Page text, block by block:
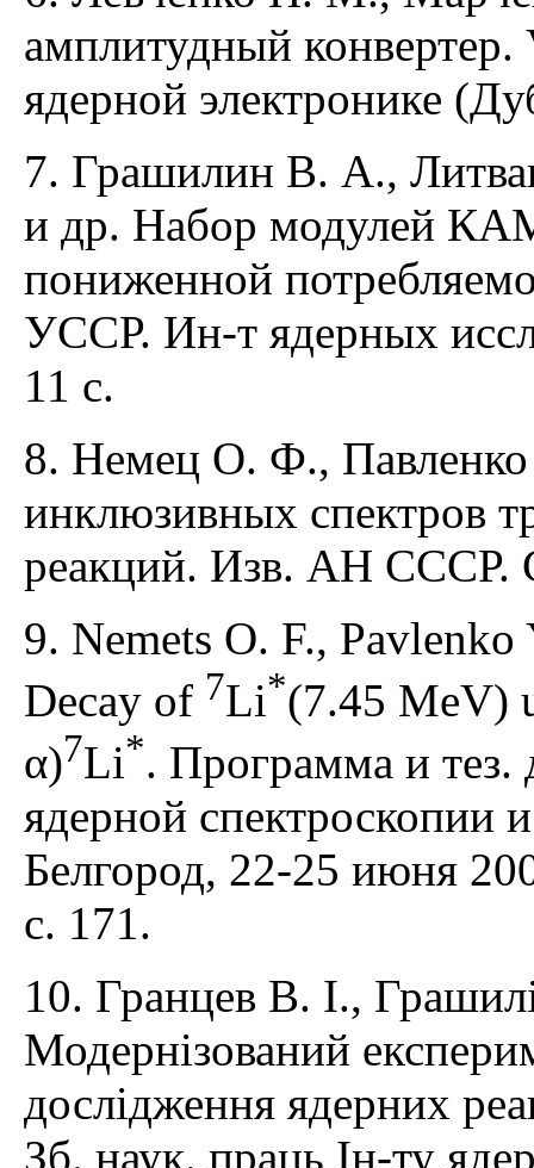
амплитудный
ядерной электронике
7. Грашилин В. А.,
и др. Набор модулей
пониженной
УССР. Ин-т ядерных
11 с.
8. Немец О. Ф.,
инклюзивных спектров
реакций. Изв. АН СССР.
9. Nemets O. F.,
Decay of 7Li*(7.45 MeV)
α)7Li*. Программа и
ядерной спектроскопии
Белгород, 22-25 июня
c. 171.
10. Гранцев В. І.,
Модернізований
дослідження ядерних
Зб. наук. праць Ін-ту